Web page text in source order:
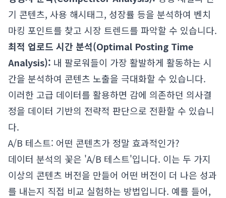
기 콘텐츠, 사용 해시태그, 성장률 등을 분석하여 벤치
마킹 포인트를 찾고 시장 트렌드를 파악할 수 있습니다.
최적 업로드 시간 분석(Optimal Posting Time
Analysis): 내 팔로워들이 가장 활발하게 활동하는 시
간을 분석하여 콘텐츠 노출을 극대화할 수 있습니다.
이러한 고급 데이터를 활용하면 감에 의존하던 의사결
정을 데이터 기반의 전략적 판단으로 전환할 수 있습니
다.
A/B 테스트: 어떤 콘텐츠가 정말 효과적인가?
데이터 분석의 꽃은 'A/B 테스트'입니다. 이는 두 가지
이상의 콘텐츠 버전을 만들어 어떤 버전이 더 나은 성과
를 내는지 직접 비교 실험하는 방법입니다. 예를 들어,